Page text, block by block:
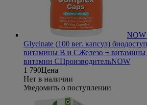
NOW
Glycinate (100 вег. капсул)
витамины В и СЖелезо +
витамин СПроизводительNOW
1 790Цена
Нет в наличии
Уведомить о поступлении